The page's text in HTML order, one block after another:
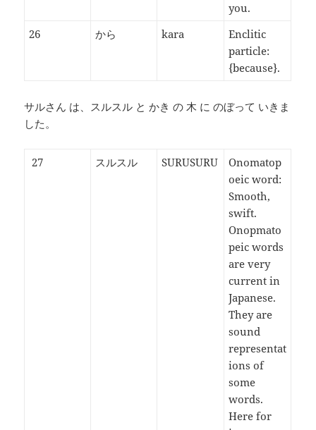
you.
26
から kara
Enclitic
particle:
{because}.
サルさん は、スルスル と かき の 木 に のぼって いきま
した。
27 スルスル SURUSURU
Onomatop
oeic word:
Smooth,
swift.
Onopmato
peic words
are very
current in
Japanese.
They are
sound
representat
ions of
some
words.
Here for